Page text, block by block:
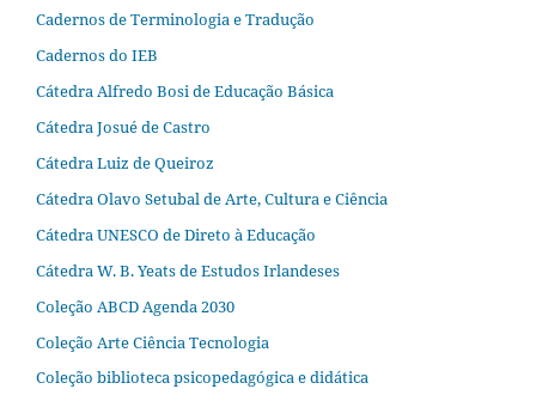
Cadernos de Terminologia e Tradução
Cadernos do IEB
Cátedra Alfredo Bosi de Educação Básica
Cátedra Josué de Castro
Cátedra Luiz de Queiroz
Cátedra Olavo Setubal de Arte, Cultura e Ciência
Cátedra UNESCO de Direto à Educação
Cátedra W. B. Yeats de Estudos Irlandeses
Coleção ABCD Agenda 2030
Coleção Arte Ciência Tecnologia
Coleção biblioteca psicopedagógica e didática